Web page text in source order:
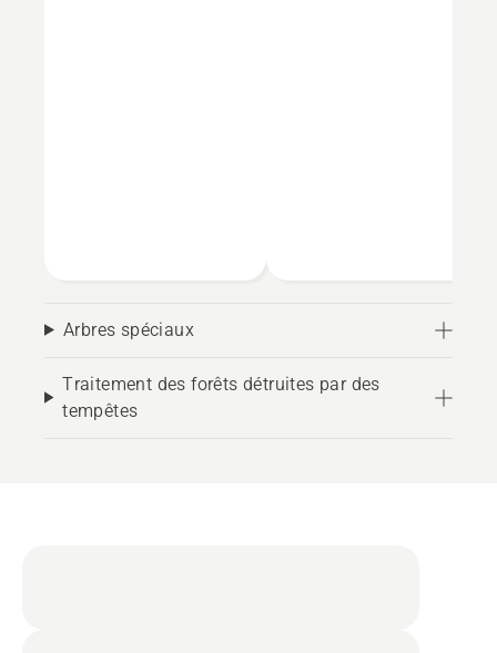
Arbres spéciaux
Traitement des forêts détruites par des
tempêtes